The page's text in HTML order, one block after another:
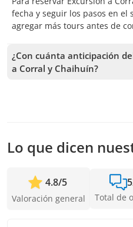
fecha y seguir los pasos en
agregar más tours antes de
¿Con cuánta anticipación
a Corral y Chaihuín?
Lo que dicen
4.8/5
Valoración general Total de